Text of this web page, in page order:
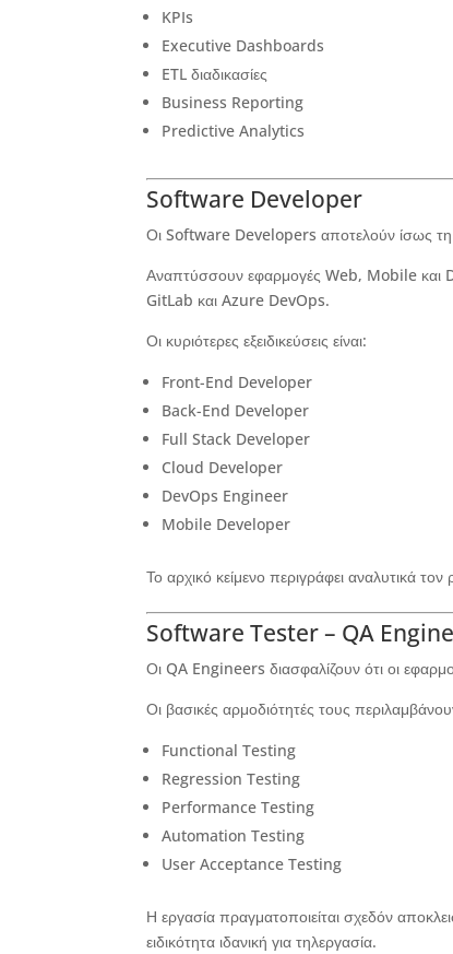
KPIs
Executive Dashboards
ETL διαδικασίες
Business Reporting
Predictive Analytics
Software Developer
Οι Software Developers αποτελούν ίσως
Αναπτύσσουν εφαρμογές Web, Mobile και
GitLab και Azure DevOps.
Οι κυριότερες εξειδικεύσεις είναι:
Front-End Developer
Back-End Developer
Full Stack Developer
Cloud Developer
DevOps Engineer
Mobile Developer
Το αρχικό κείμενο περιγράφει αναλυτικά
Software Tester – QA
Οι QA Engineers διασφαλίζουν ότι οι
Οι βασικές αρμοδιότητές τους
Functional Testing
Regression Testing
Performance Testing
Automation Testing
User Acceptance Testing
Η εργασία πραγματοποιείται σχεδόν
ειδικότητα ιδανική για τηλεργασία.